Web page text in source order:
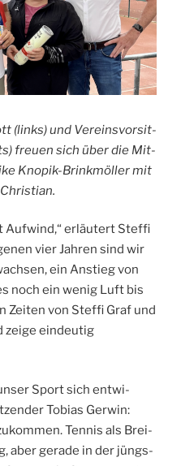
(links) und Ver­eins­vor­sit­
freu­en sich über die Mit­
Kno­p­ik-Brinkm­öl­ler mit
Auf­wind,“ erläu­tert Stef­fi
vier Jah­ren sind wir
ein Anstieg von
noch ein wenig Luft bis
Zei­ten von Stef­fi Graf und
zei­ge ein­deu­tig
Sport sich ent­wi­
Tobi­as Ger­win:
Ten­nis als Brei­
aber gera­de in der jüngs­